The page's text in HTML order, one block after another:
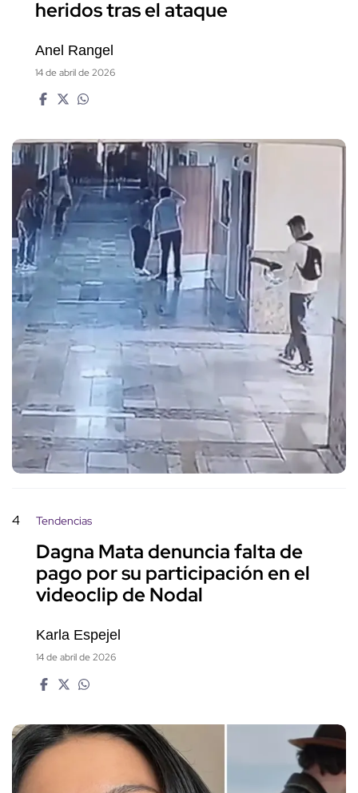
heridos tras el ataque
Anel Rangel
14 de abril de 2026
4 Tendencias
Dagna Mata denuncia falta de
pago por su participación en el
videoclip de Nodal
Karla Espejel
14 de abril de 2026